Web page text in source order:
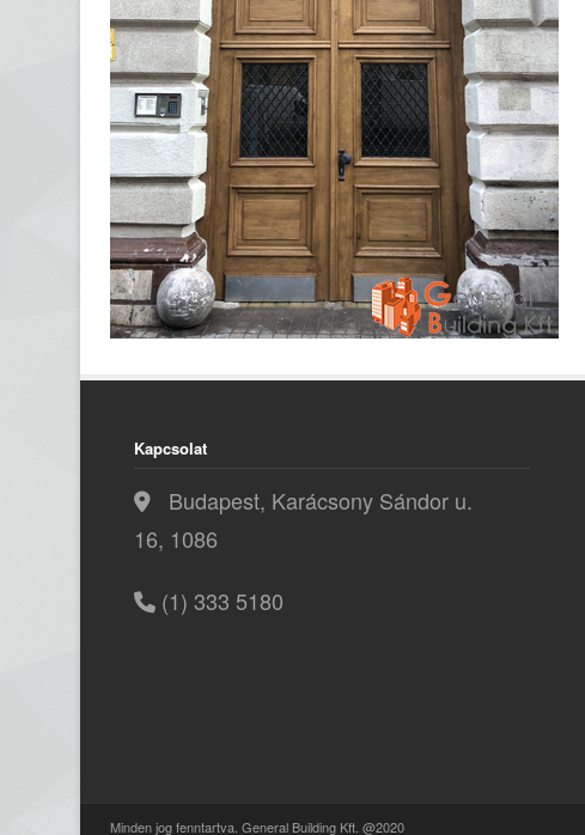
Kapcsolat
Budapest, Karácsony Sándor u.
16, 1086
(1) 333 5180
Minden jog fenntartva. General Building Kft. @2020